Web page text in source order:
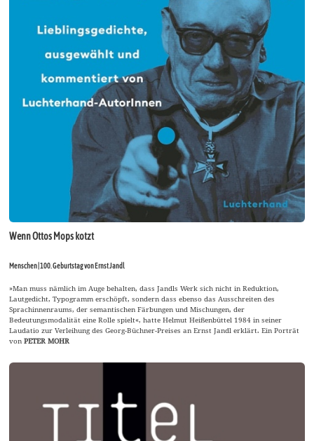
Wenn Ottos Mops kotzt
Menschen | 100. Geburtstag von Ernst Jandl
»Man muss nämlich im Auge behalten, dass Jandls Werk sich nicht in Reduktion,
Lautgedicht, Typogramm erschöpft, sondern dass ebenso das Ausschreiten des
Sprachinnenraums, der semantischen Färbungen und Mischungen, der
Bedeutungsmodalität eine Rolle spielt«, hatte Helmut Heißenbüttel 1984 in seiner
Laudatio zur Verleihung des Georg-Büchner-Preises an Ernst Jandl erklärt. Ein Porträt
vonPETER MOHR